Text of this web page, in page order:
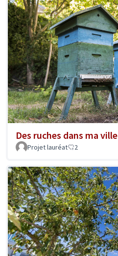
Des ruches dans ma ville
Projet lauréat 2